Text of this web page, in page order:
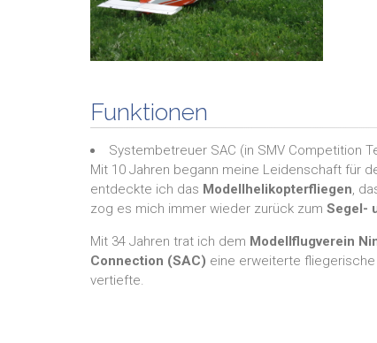
Funktionen
Systembetreuer SAC (in SMV Competition
Mit 10 Jahren begann meine Leidenschaft für
entdeckte ich das Modellhelikopterfliegen,
zog es mich immer wieder zurück zum Segel-
Mit 34 Jahren trat ich dem Modellflugverein
Connection (SAC) eine erweiterte
vertiefte.